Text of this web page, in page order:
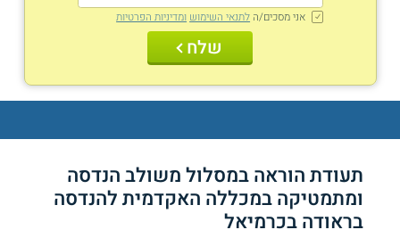
אני מסכים/ה לתנאי השימוש ומדיניות הפרטיות
שלח
תעודת הוראה במסלול משולב הנדסה
ומתמטיקה במכללה האקדמית להנדסה
בראודה בכרמיאל